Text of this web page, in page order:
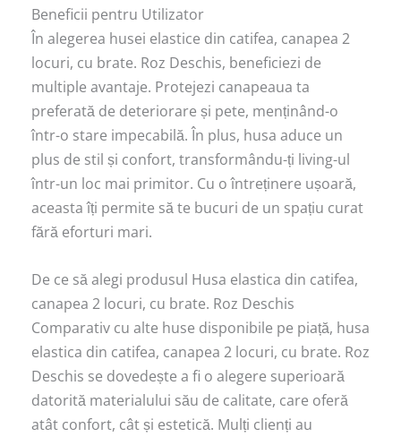
Beneficii pentru Utilizator
În alegerea husei elastice din catifea, canapea 2
locuri, cu brate. Roz Deschis, beneficiezi de
multiple avantaje. Protejezi canapeaua ta
preferată de deteriorare și pete, menținând-o
într-o stare impecabilă. În plus, husa aduce un
plus de stil și confort, transformându-ți living-ul
într-un loc mai primitor. Cu o întreținere ușoară,
aceasta îți permite să te bucuri de un spațiu curat
fără eforturi mari.
De ce să alegi produsul Husa elastica din catifea,
canapea 2 locuri, cu brate. Roz Deschis
Comparativ cu alte huse disponibile pe piață, husa
elastica din catifea, canapea 2 locuri, cu brate. Roz
Deschis se dovedește a fi o alegere superioară
datorită materialului său de calitate, care oferă
atât confort, cât și estetică. Mulți clienți au